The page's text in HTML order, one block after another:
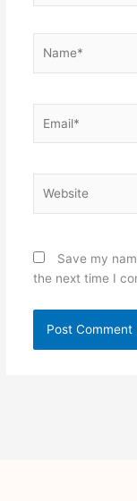
Save my
the next time I